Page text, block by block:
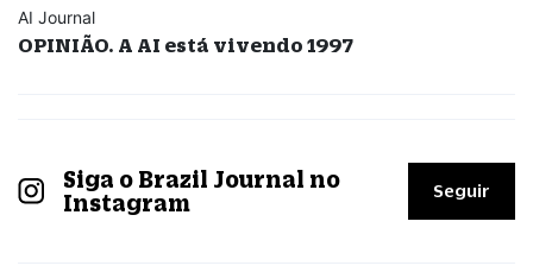
AI Journal
OPINIÃO. A AI está vivendo 1997
Siga o Brazil Journal no
Instagram
Seguir